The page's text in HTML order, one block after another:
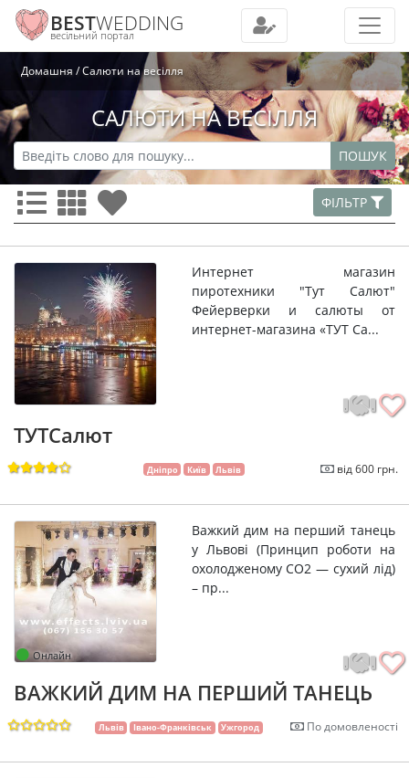
BESTWEDDING
весільний портал
Домашня Салюти на весілля
САЛЮТИ НА ВЕСІЛЛЯ
ПОШУК
ФІЛЬТР
Интернет магазин
пиротехники "Тут Cалют"
Фейерверки и салюты от
интернет-магазина «ТУТ Са...
ТУТСалют
Дніпро Київ Львів від 600 грн.
Онлайн
Важкий дим на перший танець
у Львові (Принцип роботи на
охолодженому СО2 — сухий лід)
– пр...
ВАЖКИЙ ДИМ НА ПЕРШИЙ ТАНЕЦЬ
Львів Івано-Франківськ Ужгород По домовленості